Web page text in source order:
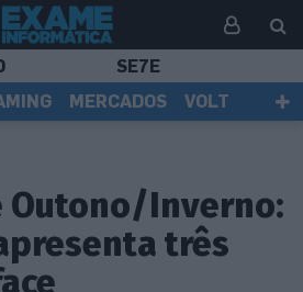
SE7E
MERCADOS
VOLT
Outono/Inverno:
três